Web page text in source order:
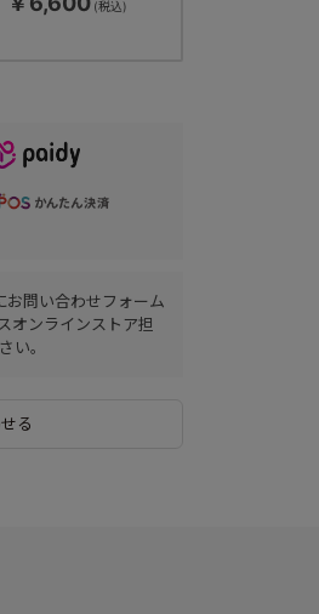
る
お問い合わせフォーム
オンラインストア担
い。